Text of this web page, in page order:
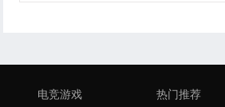
电竞游戏 热门推荐